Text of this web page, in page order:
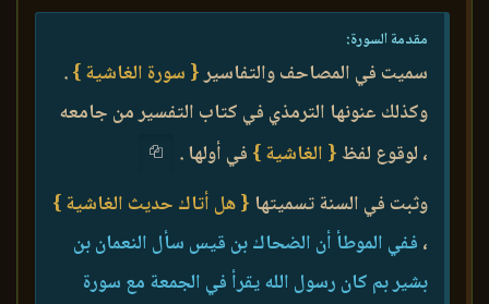
مقدمة السورة:
سميت في المصاحف والتفاسير{ سورة الغاشية }.
وكذلك عنونها الترمذي في كتاب التفسير من جامعه
، لوقوع لفظ{ الغاشية } في أولها .
وثبت في السنة تسميتها { هل أتاك حديث الغاشية }
، ففي الموطأ أن الضحاك بن قيس سأل النعمان بن
بشير بم كان رسول الله يقرأ في الجمعة مع سورة